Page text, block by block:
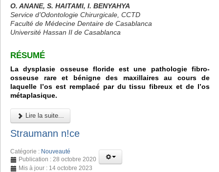
O. ANANE, S. HAITAMI, I. BENYAHYA
Service d’Odontologie Chirurgicale, CCTD
Faculté de Médecine Dentaire de Casablanca
Université Hassan II de Casablanca
RÉSUMÉ
La dysplasie osseuse floride est une pathologie fibro-
osseuse rare et bénigne des maxillaires au cours de
laquelle l’os est remplacé par du tissu fibreux et de l’os
métaplasique.
Lire la suite...
Straumann n!ce
Catégorie : Nouveauté
Publication : 28 octobre 2020
Mis à jour : 14 octobre 2023